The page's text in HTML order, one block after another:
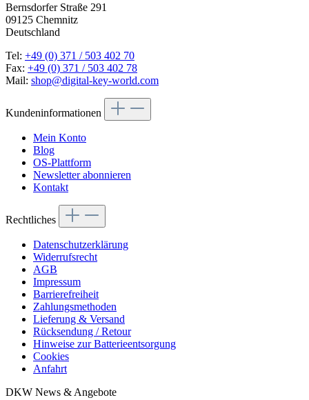
Bernsdorfer Straße 291
09125 Chemnitz
Deutschland
Tel: +49 (0) 371 / 503 402 70
Fax: +49 (0) 371 / 503 402 78
Mail: shop@digital-key-world.com
Kundeninformationen
Mein Konto
Blog
OS-Plattform
Newsletter abonnieren
Kontakt
Rechtliches
Datenschutzerklärung
Widerrufsrecht
AGB
Impressum
Barrierefreiheit
Zahlungsmethoden
Lieferung & Versand
Rücksendung / Retour
Hinweise zur Batterieentsorgung
Cookies
Anfahrt
DKW News & Angebote